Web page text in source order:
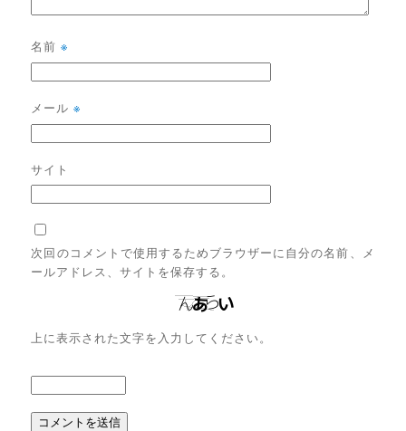
名前※
メール※
サイト
次回のコメントで使用するためブラウザーに自分の名前、メ
ールアドレス、サイトを保存する。
上に表示された文字を入力してください。